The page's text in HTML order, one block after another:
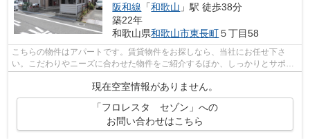
阪和線 「和歌山 」駅 徒歩38分
築22年
和歌山県和歌山市東長町５丁目58
こちらの物件はアパートです。賃貸物件をお探しなら、当社にお任せ下さ
い。こだわりやニーズに合わせた物件をご紹介するほか、しっかりとサポー
ト致しますので、どうぞお気軽にお問い...
現在空室情報がありません。
「フロレスタ セゾン」への
お問い合わせはこちら